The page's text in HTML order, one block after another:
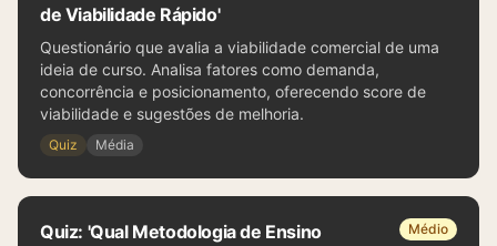
de Viabilidade Rápido'
Questionário que avalia a viabilidade comercial de uma
ideia de curso. Analisa fatores como demanda,
concorrência e posicionamento, oferecendo score de
viabilidade e sugestões de melhoria.
Quiz Média
Quiz: 'Qual Metodologia de Ensino
Médio